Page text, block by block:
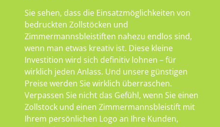
Sie sehen, dass die Einsatzmöglichkeiten von
bedruckten Zollstöcken und
Zimmermannsbleistiften nahezu endlos sind,
wenn man etwas kreativ ist. Diese kleine
Investition wird sich definitiv lohnen – für
wirklich jeden Anlass. Und unsere günstigen
Preise werden Sie wirklich überraschen.
Verpassen Sie nicht das Gefühl, wenn Sie einen
Zollstock und einen Zimmermannsbleistift mit
Ihrem persönlichen Logo an Ihre Kunden,